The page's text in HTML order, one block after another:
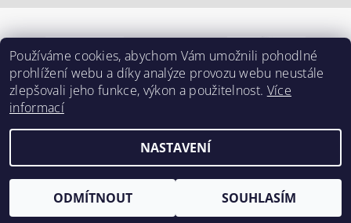
2026 ©BAVSEN, všechna práva vyhrazena
Používáme cookies, abychom Vám umožnili pohodlné
prohlížení webu a díky analýze provozu webu neustále
zlepšovali jeho funkce, výkon a použitelnost. Více
informací
NASTAVENÍ
ODMÍTNOUT SOUHLASÍM